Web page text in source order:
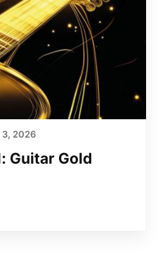
Guitar Gold
3, 2026